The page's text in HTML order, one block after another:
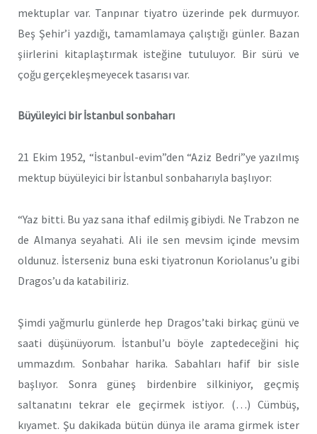
mektuplar var. Tanpınar tiyatro üzerinde pek durmuyor.
Beş Şehir’i yazdığı, tamamlamaya çalıştığı günler. Bazan
şiirlerini kitaplaştırmak isteğine tutuluyor. Bir sürü ve
çoğu gerçekleşmeyecek tasarısı var.
Büyüleyici bir İstanbul sonbaharı
21 Ekim 1952, “İstanbul-evim”den “Aziz Bedri”ye yazılmış
mektup büyüleyici bir İstanbul sonbaharıyla başlıyor:
“Yaz bitti. Bu yaz sana ithaf edilmiş gibiydi. Ne Trabzon ne
de Almanya seyahati. Ali ile sen mevsim içinde mevsim
oldunuz. İsterseniz buna eski tiyatronun Koriolanus’u gibi
Dragos’u da katabiliriz.
Şimdi yağmurlu günlerde hep Dragos’taki birkaç günü ve
saati düşünüyorum. İstanbul’u böyle zaptedeceğini hiç
ummazdım. Sonbahar harika. Sabahları hafif bir sisle
başlıyor. Sonra güneş birdenbire silkiniyor, geçmiş
saltanatını tekrar ele geçirmek istiyor. (…) Cümbüş,
kıyamet. Şu dakikada bütün dünya ile arama girmek ister